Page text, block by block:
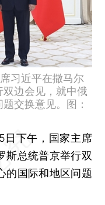
习近平在撒马尔
边会见，就中俄
交换意见。图：
日下午，国家主席
斯总统普京举行双
的国际和地区问题